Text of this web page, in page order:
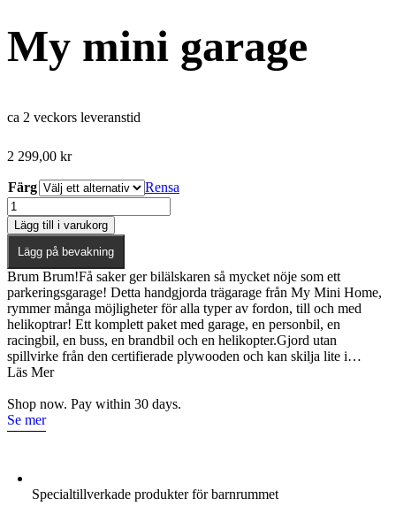
My mini garage
ca 2 veckors leveranstid
2 299,00 kr
Färg
Rensa
My
mini
garage
mängd
Lägg till i varukorg
Lägg på bevakning
Brum Brum!Få saker ger bilälskaren så mycket nöje som ett
parkeringsgarage! Detta handgjorda trägarage från My Mini Home,
rymmer många möjligheter för alla typer av fordon, till och med
helikoptrar! Ett komplett paket med garage, en personbil, en
racingbil, en buss, en brandbil och en helikopter.Gjord utan
spillvirke från den certifierade plywooden och kan skilja lite i…
Läs Mer
Shop now. Pay within 30 days.
Se mer
Specialtillverkade produkter för barnrummet